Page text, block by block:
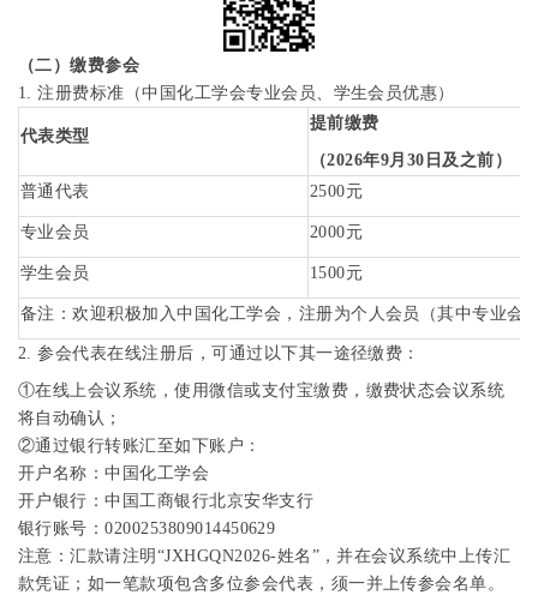
（二）缴费参会
1.注册费标准（中国化工学会专业会员、学生会员优惠）
代表类型
提前缴费
（2026年9月 30 日及之前）
普通代表
2500元
专业会员 2000元
学生会员 1500元
备注 ：欢迎积极加入中国化工学会 ， 注册为个人会员 （其中专业会
2.参会代表在线注册后，可通过以下其一途径缴费：
①在线上会议系统，使用微信或支付宝缴费，缴费状态会议系统
将自动确认；
②通过银行转账汇至如下账户：
开户名称：中国化工学会
开户银行：中国工商银行北京安华支行
银行账号：0200253809014450629
注意：汇款请注明 “JXHGQN2026-姓名 ”，并在会议系统中上传汇
款凭证；如一笔款项包含多位参会代表，须一并上传参会名单。